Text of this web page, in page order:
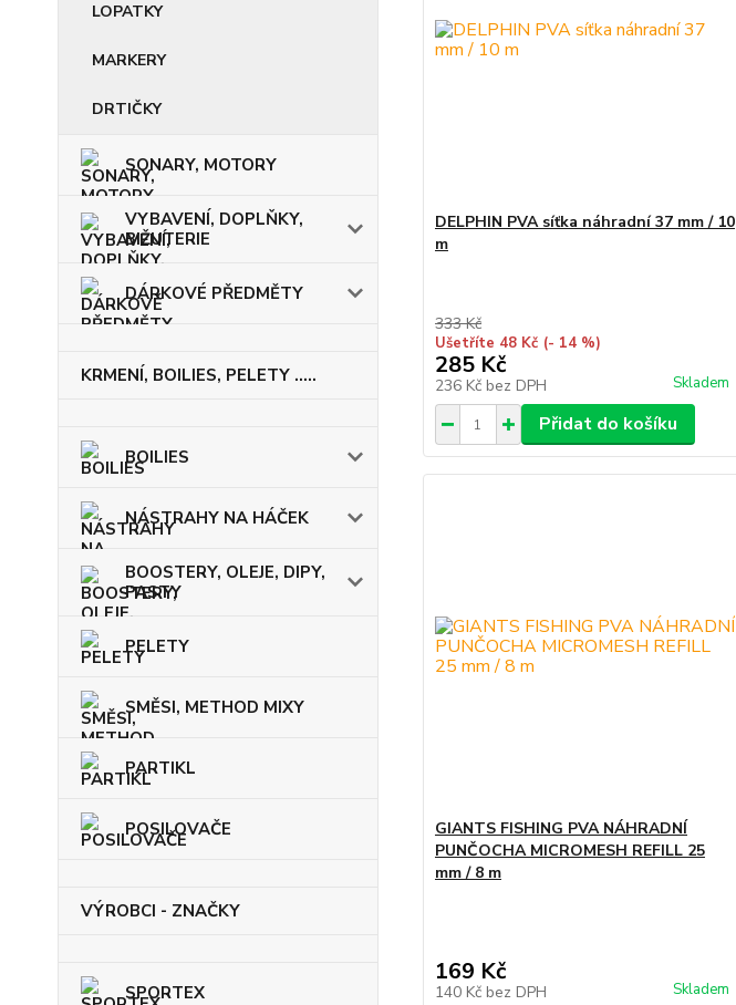
LOPATKY
MARKERY
DRTIČKY
SONARY, MOTORY
VYBAVENÍ, DOPLŇKY,
BIŽUTERIE
DÁRKOVÉ PŘEDMĚTY
KRMENÍ, BOILIES, PELETY .....
BOILIES
NÁSTRAHY NA HÁČEK
BOOSTERY, OLEJE, DIPY,
PASTY
PELETY
SMĚSI, METHOD MIXY
PARTIKL
POSILOVAČE
VÝROBCI - ZNAČKY
SPORTEX
DELPHIN PVA síťka náhradní 37 mm / 10
m
333 Kč
Ušetříte 48 Kč (- 14 %)
285 Kč
236 Kč bez DPH Skladem
Přidat do košíku
GIANTS FISHING PVA NÁHRADNÍ
PUNČOCHA MICROMESH REFILL 25
mm / 8 m
169 Kč
140 Kč bez DPH Skladem